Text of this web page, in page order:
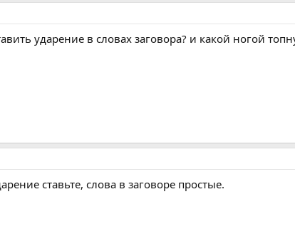
ударение в словах заговора? и какой ногой
ставьте, слова в заговоре простые.